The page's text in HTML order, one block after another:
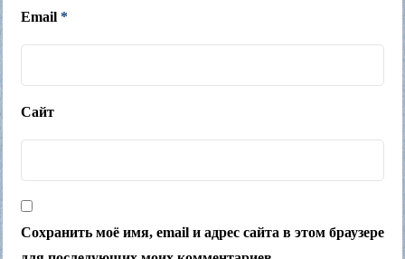
Email *
Сайт
Сохранить моё имя, email и адрес сайта в этом браузере